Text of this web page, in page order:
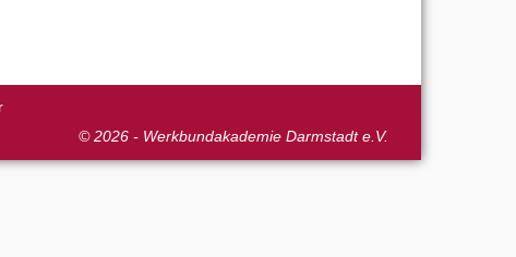
© 2026 - Werkbundakademie Darmstadt e.V.